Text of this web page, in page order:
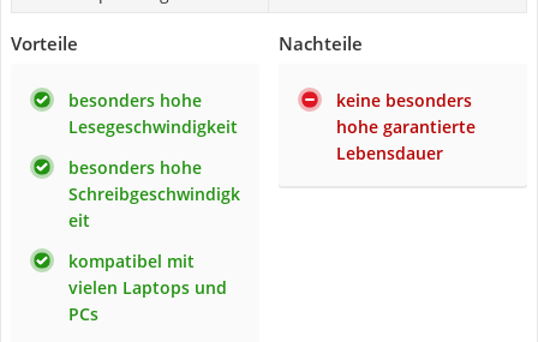
Vorteile
besonders hohe
Lesegeschwindigkeit
besonders hohe
Schreibgeschwindigk
eit
kompatibel mit
vielen Laptops und
PCs
Nachteile
keine besonders
hohe garantierte
Lebensdauer